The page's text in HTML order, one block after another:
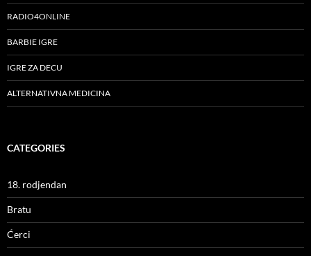
RADIO4ONLINE
BARBIE IGRE
IGRE ZA DECU
ALTERNATIVNA MEDICINA
CATEGORIES
18. rodjendan
Bratu
Ćerci